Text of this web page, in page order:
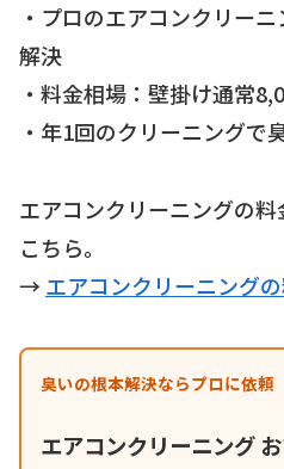
・プロのエアコンクリー
解決
・料金相場：壁掛け通常
・年1回のクリーニングで
エアコンクリーニングの
こちら。
→ エアコンクリーニング
臭いの根本解決ならプロに依頼
エアコンクリーニング